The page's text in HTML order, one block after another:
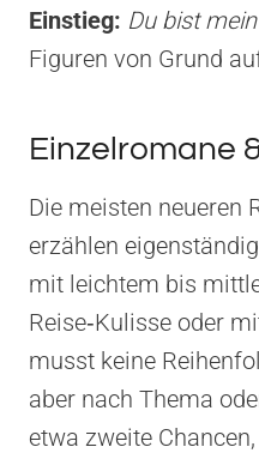
Einstieg: Du bist
Figuren von Grund
Einzelromane
Die meisten neueren
erzählen
mit leichtem bis
Reise‑Kulisse oder
musst keine
aber nach Thema
etwa zweite